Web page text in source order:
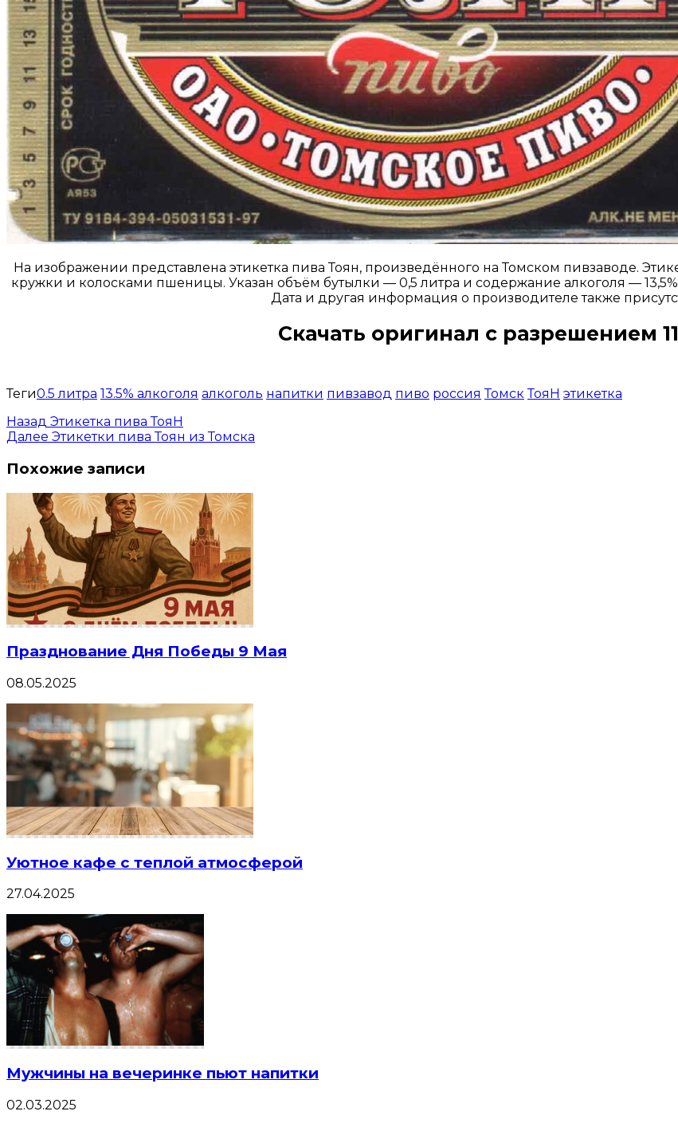
На изображении представлена этикетка пива Тоян, произведённого на Томском пивзаводе.
кружки и колосками пшеницы. Указан объём бутылки — 0,5 литра и содержание алкоголя —
Дата и другая информация о производителе также
Скачать оригинал с разрешением
Теги0.5 литра 13.5% алкоголя алкоголь напитки пивзавод пиво россия Томск ТояН этикетка
Назад Этикетка пива ТояН
Далее Этикетки пива Тоян из Томска
Похожие записи
Празднование Дня Победы 9 Мая
08.05.2025
Уютное кафе с теплой атмосферой
27.04.2025
Мужчины на вечеринке пьют напитки
02.03.2025